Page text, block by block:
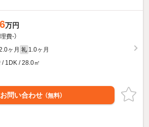
万円
費-）
ヶ月 礼 1.0ヶ月
/ 1DK / 28.0㎡
お問い合わせ （無料）